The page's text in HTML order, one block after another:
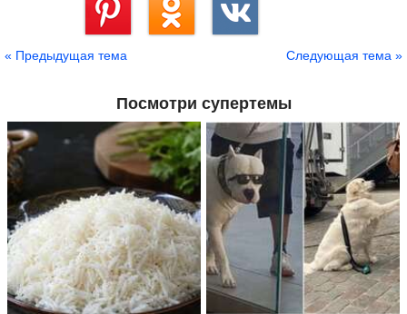
« Предыдущая тема Следующая тема »
Посмотри супертемы